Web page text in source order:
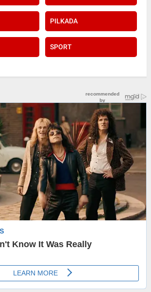
PILKADA
SPORT